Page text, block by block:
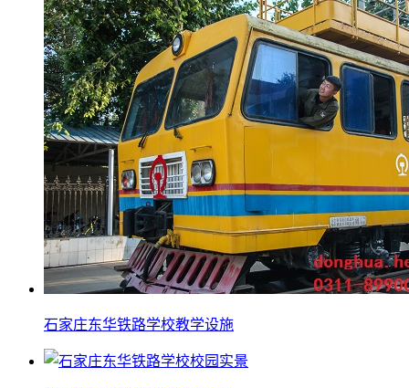
石家庄东华铁路学校教学设施